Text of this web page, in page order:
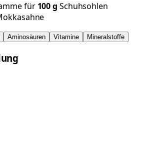
für 100g Schuhsohlen
Aminosäuren Vitamine Mineralstoffe